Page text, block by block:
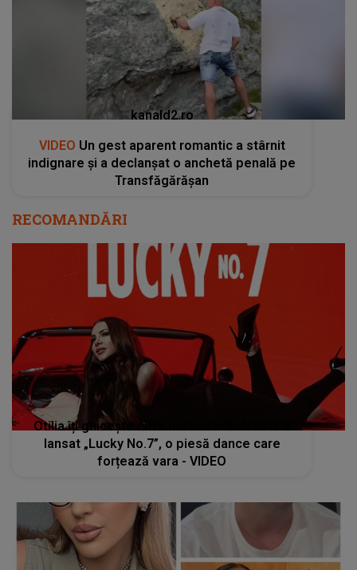
kanald2.ro
VIDEO Un gest aparent romantic a stârnit
indignare și a declanșat o anchetă penală pe
Transfăgărășan
RECOMANDĂRI
Otilia îți ghicește cifra norocoasă! Artista a
lansat „Lucky No.7”, o piesă dance care
forțează vara - VIDEO